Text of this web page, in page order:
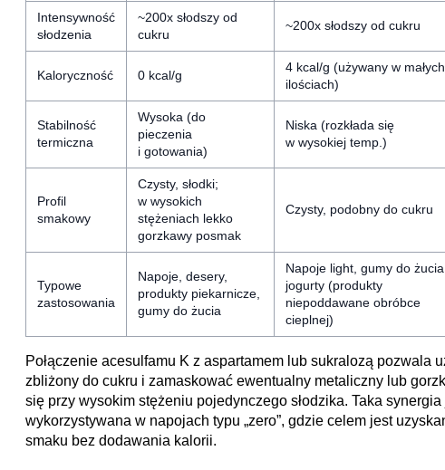
Intensywność
słodzenia
~200x słodszy od
cukru
~200x słodszy od cukru
Kaloryczność 0 kcal/g
4 kcal/g (używany w małych
ilościach)
Stabilność
termiczna
Wysoka (do
pieczenia
i gotowania)
Niska (rozkłada się
w wysokiej temp.)
Profil
smakowy
Czysty, słodki;
w wysokich
stężeniach lekko
gorzkawy posmak
Czysty, podobny do cukru
Typowe
zastosowania
Napoje, desery,
produkty piekarnicze,
gumy do żucia
Napoje light, gumy do żucia,
jogurty (produkty
niepoddawane obróbce
cieplnej)
Połączenie acesulfamu K z aspartamem lub sukralozą pozwala
zbliżony do cukru i zamaskować ewentualny metaliczny lub
się przy wysokim stężeniu pojedynczego słodzika. Taka
wykorzystywana w napojach typu „zero”, gdzie celem jest
smaku bez dodawania kalorii.